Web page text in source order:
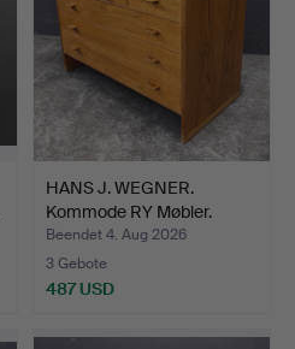
HANS J. WEGNER.
Kommode RY Møbler.
Beendet 4. Aug 2026
3 Gebote
487 USD